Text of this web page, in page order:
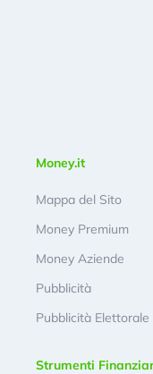
Money.it
Mappa del Sito
Money Premium
Money Aziende
Pubblicità
Pubblicità Elettorale
Strumenti